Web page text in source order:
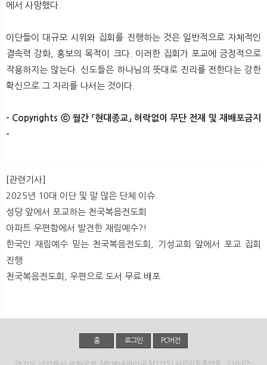
에서 사망했다.
이단들이 대규모 시위와 집회를 진행하는 것은 일반적으로 자체적인
결속력 강화, 홍보의 목적이 크다. 이러한 집회가 포교에 긍정적으로
작용하지는 않는다. 신도들은 하나님의 뜻대로 진리를 전한다는 강한
확신으로 그 자리를 나서는 것이다.
- Copyrights ⓒ 월간 「현대종교」 허락없이 무단 전재 및 재배포금지
-​
[관련기사]
2025년 10대 이단 및 말 많은 단체 이슈
성당 앞에서 포교하는 천국복음전도회
아파트 우편함에서 발견한 재림예수?!
한국인 재림예수 믿는 천국복음전도회, 기성교회 앞에서 포교 집회
진행
천국복음전도회, 우편으로 도서 무료 배포
홈 로그인 PC버전